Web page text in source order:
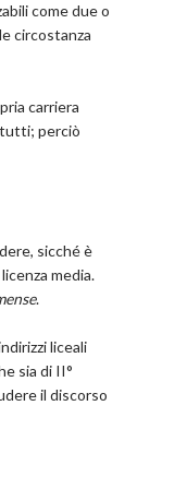
come due o
circostanza
carriera
tutti; perciò
sicché è
media.
.
liceali
sia di II°
il discorso